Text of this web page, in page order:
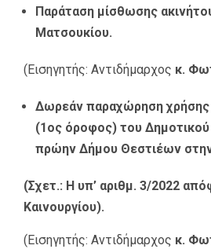
Παράταση μίσθωσης
Ματσουκίου.
(Εισηγητής: Αντιδήμαρχος κ.
Δωρεάν παραχώρηση
(1ος όροφος) του
πρώην Δήμου Θεστιέων
(Σχετ.: Η υπ’ αριθμ. 3/2022
Καινουργίου).
(Εισηγητής: Αντιδήμαρχος κ.